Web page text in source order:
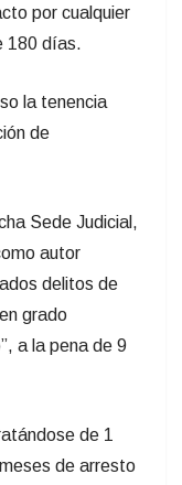
por cualquier
180 días.
la tenencia
de
Sede Judicial,
autor
delitos de
grado
a la pena de 9
de 1
de arresto